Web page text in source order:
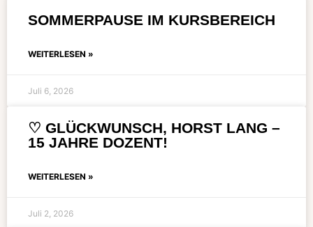
SOMMERPAUSE IM KURSBEREICH
WEITERLESEN »
Juli 6, 2026
♡ GLÜCKWUNSCH, HORST LANG –
15 JAHRE DOZENT!
WEITERLESEN »
Juli 2, 2026